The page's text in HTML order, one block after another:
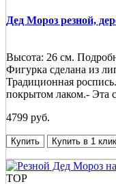
Дед Мороз резной,
Высота: 26 см.
Фигурка сделана из
Традиционная
покрытом лаком.- Эта
4799 руб.
Купить Купить в 1 клик
TOP